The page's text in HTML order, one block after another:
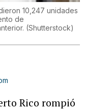
10,247 unidades
de
(Shutterstock)
Rico rompió